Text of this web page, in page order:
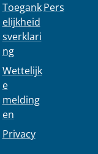
Toegank
elijkheid
sverklari
ng
Wettelijk
e
melding
en
Privacy
Pers